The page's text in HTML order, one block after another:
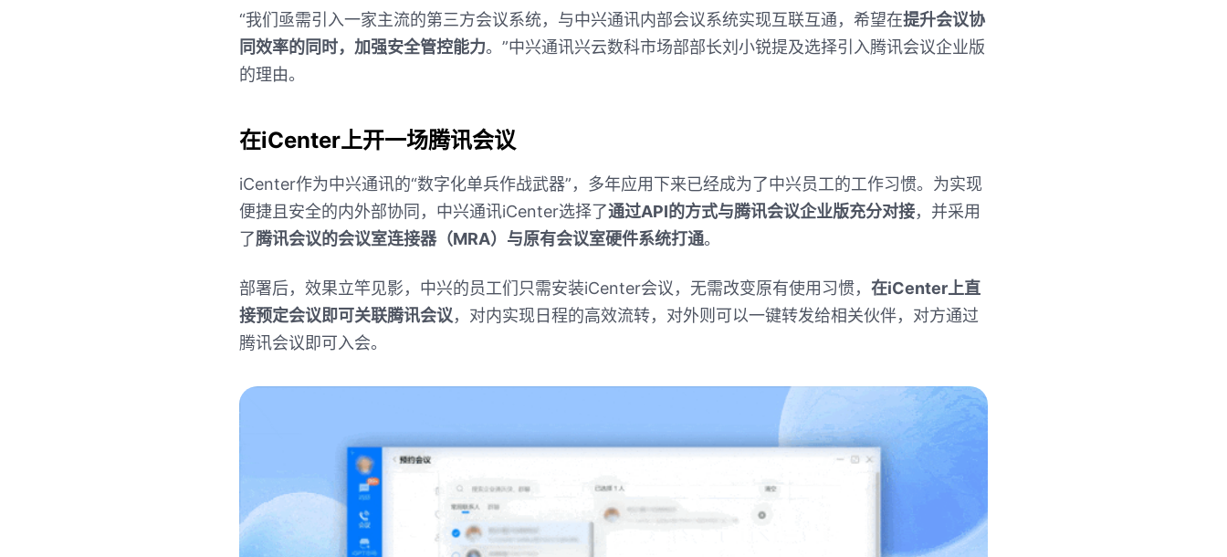
“我们亟需引入一家主流的第三方会议系统，与中兴通讯内部会议系统实现互联互通，希望在提升会议协
同效率的同时，加强安全管控能力。 ”中兴通讯兴云数科市场部部长刘小锐提及选择引入腾讯会议企业版
的理由。
在iCenter上开一场腾讯会议
iCenter作为中兴通讯的“数字化单兵作战武器”，多年应用下来已经成为了中兴员工的工作习惯。为实现
便捷且安全的内外部协同，中兴通讯iCenter选择了通过API的方式与腾讯会议企业版充分对接，并采用
了腾讯会议的会议室连接器（MRA）与原有会议室硬件系统打通。
部署后，效果立竿见影，中兴的员工们只需安装iCenter会议，无需改变原有使用习惯， 在iCenter上直
接预定会议即可关联腾讯会议，对内实现日程的高效流转，对外则可以一键转发给相关伙伴，对方通过
腾讯会议即可入会。